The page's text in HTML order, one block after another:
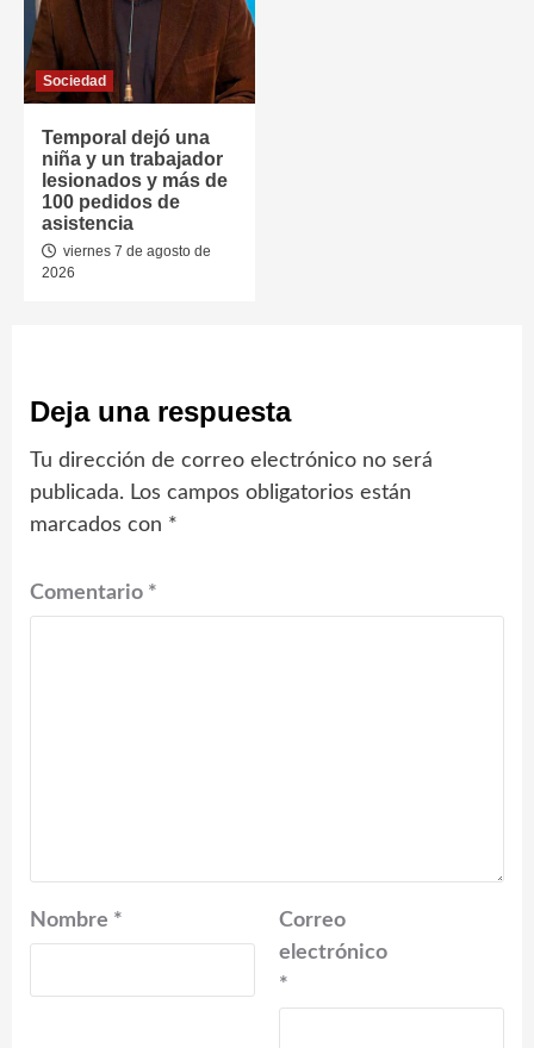
Sociedad
Temporal dejó una
niña y un trabajador
lesionados y más de
100 pedidos de
asistencia
viernes 7 de agosto de
2026
Deja una respuesta
Tu dirección de correo electrónico no será
publicada. Los campos obligatorios están
marcados con *
Comentario *
Nombre *
Correo
electrónico
*